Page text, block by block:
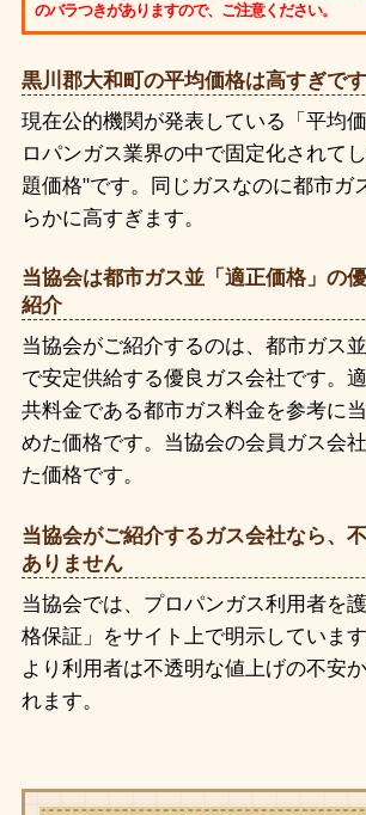
のバラつきがありますので、ご注意ください。
黒川郡大和町の平均価格は高すぎです
現在公的機関が発表している「平均
ロパンガス業界の中で固定化されて
題価格"です。同じガスなのに都市ガ
らかに高すぎます。
当協会は都市ガス並「適正価格」の
紹介
当協会がご紹介するのは、都市ガス並
で安定供給する優良ガス会社です。
共料金である都市ガス料金を参考に
めた価格です。当協会の会員ガス会
た価格です。
当協会がご紹介するガス会社なら、
ありません
当協会では、プロパンガス利用者を
格保証」をサイト上で明示していま
より利用者は不透明な値上げの不安
れます。